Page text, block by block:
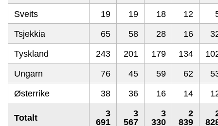
Sveits 19 19 18 12
Tsjekkia 65 58 28 16
Tyskland 243 201 179 134
Ungarn 76 45 59 62
Østerrike 38 36 16 14
Totalt
3
691
3
567
3
330
2
839